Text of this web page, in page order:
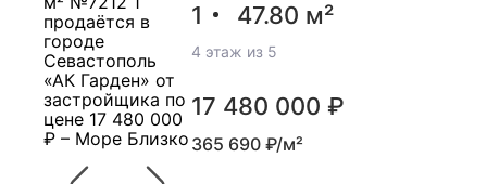
1
47.80 м²
4 этаж из 5
17 480 000 ₽
365 690 ₽/м²